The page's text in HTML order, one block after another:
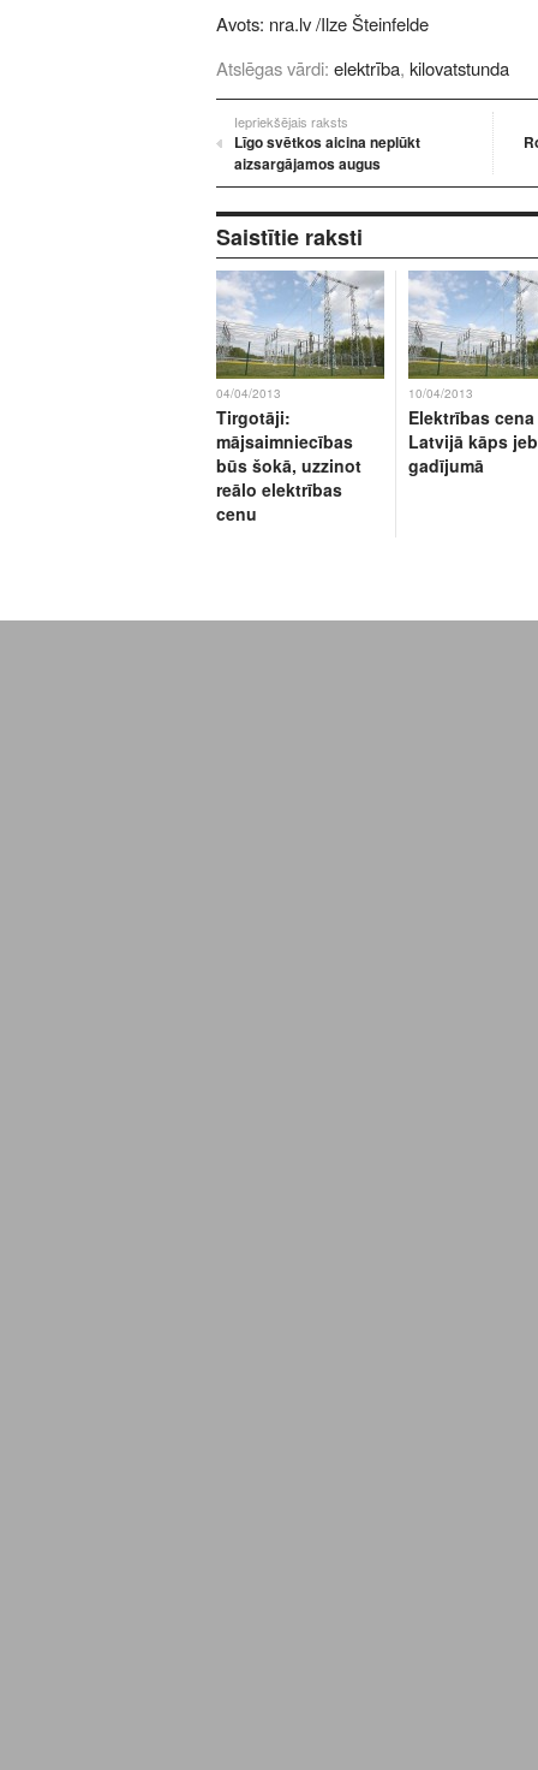
Avots: nra.lv/Ilze Šteinfelde
Atslēgas vārdi: elektrība, kilovatstunda
Iepriekšējais raksts
Līgo svētkos aicina neplūkt
aizsargājamos augus
Saistītie raksti
04/04/2013
Tirgotāji:
mājsaimniecības
būs šokā, uzzinot
reālo elektrības
cenu
10/04/2013
Elektrības cena
Latvijā kāps
gadījumā